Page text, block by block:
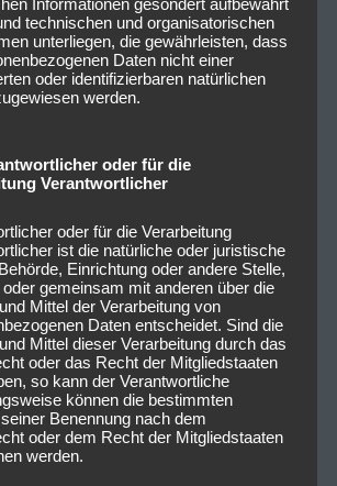
technischen und organisatorischen
unterliegen, die gewährleisten, dass
Daten nicht einer
oder identifizierbaren natürlichen
werden.
oder für die
Verantwortlicher
oder für die Verarbeitung
ist die natürliche oder juristische
Einrichtung oder andere Stelle,
oder gemeinsam mit anderen über die
Mittel der Verarbeitung von
Daten entscheidet. Sind die
Mittel dieser Verarbeitung durch das
oder das Recht der Mitgliedstaaten
so kann der Verantwortliche
können die bestimmten
Benennung nach dem
oder dem Recht der Mitgliedstaaten
werden.